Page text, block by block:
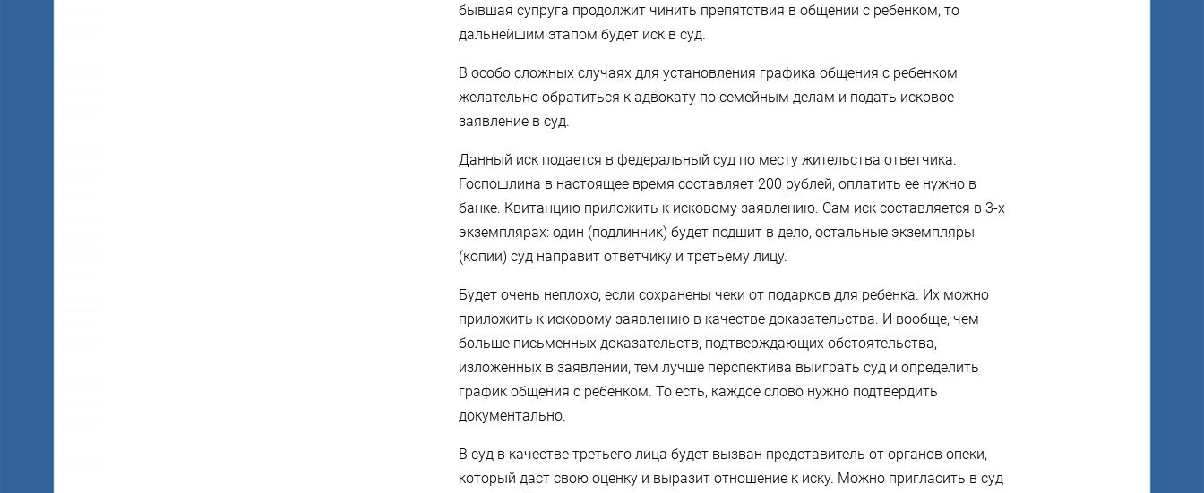
бывшая супруга продолжит чинить препятствия в общении с ребенком, то
дальнейшим этапом будет иск в суд.
В особо сложных случаях для установления графика общения с ребенком
желательно обратиться к адвокату по семейным делам и подать исковое
заявление в суд.
Данный иск подается в федеральный суд по месту жительства ответчика.
Госпошлина в настоящее время составляет 200 рублей, оплатить ее нужно в
банке. Квитанцию приложить к исковому заявлению. Сам иск составляется в 3-х
экземплярах: один (подлинник) будет подшит в дело, остальные экземпляры
(копии) суд направит ответчику и третьему лицу.
Будет очень неплохо, если сохранены чеки от подарков для ребенка. Их можно
приложить к исковому заявлению в качестве доказательства. И вообще, чем
больше письменных доказательств, подтверждающих обстоятельства,
изложенных в заявлении, тем лучше перспектива выиграть суд и определить
график общения с ребенком. То есть, каждое слово нужно подтвердить
документально.
В суд в качестве третьего лица будет вызван представитель от органов опеки,
который даст свою оценку и выразит отношение к иску. Можно пригласить в суд